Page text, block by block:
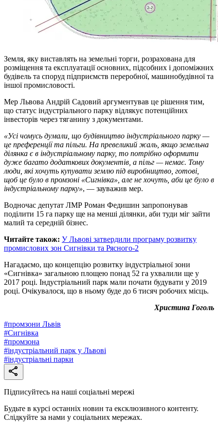
Земля, яку виставлять на земельні торги, розрахована для
розміщення та експлуатації основних, підсобних і допоміжних
будівель та споруд підприємств переробної, машинобудівної та
іншої промисловості.
Мер Львова Андрій Садовий аргументував це рішення тим,
що статус індустріального парку відлякує потенційних
інвесторів через тяганину з документами.
«Усі чомусь думали, що будівництво індустріального парку —
це преференції та пільги. На превеликий жаль, якщо земельна
ділянка є в індустріальному парку, то потрібно оформити
дуже багато додаткових документів, а пільг — немає. Тому
люди, які хочуть купувати землю під виробництво, готові,
щоб це було в промзоні «Сигнівка», але не хочуть, аби це було в
індустріальному парку», — зауважив мер.
Водночас депутат ЛМР Роман Федишин запропонував
поділити 15 га парку ще на менші ділянки, аби туди міг зайти
малий та середній бізнес.
Читайте також: У Львові затвердили програму розвитку
промислових зон Сигнівки та Рясного-2
Нагадаємо, що концепцію розвитку індустріальної зони
«Сигнівка» загальною площею понад 52 га ухвалили ще у
2017 році. Індустріальний парк мали почати будувати у 2019
році. Очікувалося, що в ньому буде до 6 тисяч робочих місць.
Христина Гоголь
#промзони Львів
#Сигнівка
#промзона
#індустріальний парк у Львові
#індустріальні парки
Підписуйтесь на наші соціальні мережі
Будьте в курсі останніх новин та ексклюзивного контенту.
Слідкуйте за нами у соціальних мережах.